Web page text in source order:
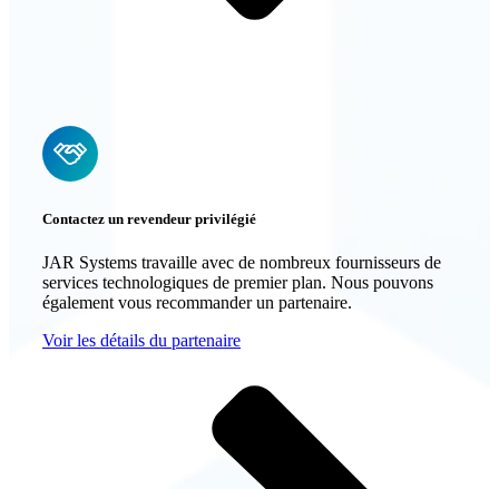
Contactez un revendeur privilégié
JAR Systems travaille avec de nombreux fournisseurs de
services technologiques de premier plan. Nous pouvons
également vous recommander un partenaire.
Voir les détails du partenaire